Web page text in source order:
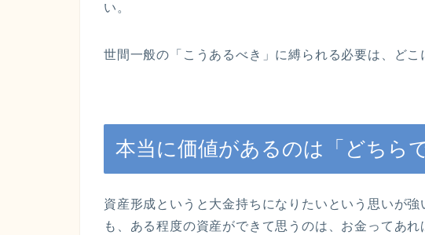
い。
世間一般の「こうあるべき」に縛られる必要は、どこ
本当に価値があるのは「どちら
資産形成というと大金持ちになりたいという思いが
も、ある程度の資産ができて思うのは、お金ってあ